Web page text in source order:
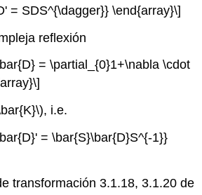
= SDS^{\dagger}} \end{array}\]
reflexión
= \partial_{0}1+\nabla \cdot
, i.e.
= \bar{S}\bar{D}S^{-1}}
transformación 3.1.18, 3.1.20 de